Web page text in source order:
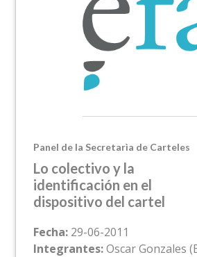
Panel de la Secretarìa de Carteles
Lo colectivo y la
identificación en el
dispositivo del cartel
Fecha: 29-06-2011
Integrantes:Oscar Gonzales